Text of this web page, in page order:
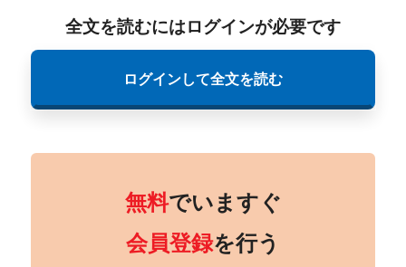
全文を読むにはログインが必要です
ログインして全文を読む
無料でいますぐ
会員登録を行う